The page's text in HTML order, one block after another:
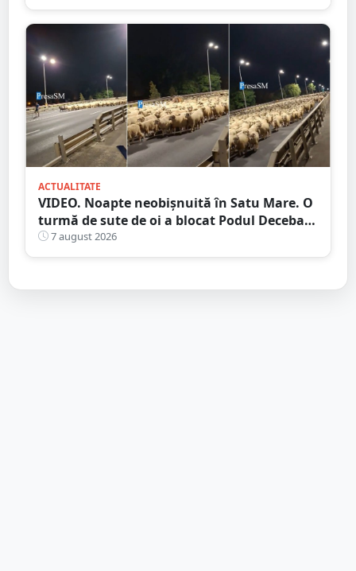
ACTUALITATE
VIDEO. Noapte neobișnuită în Satu Mare. O
turmă de sute de oi a blocat Podul Decebal.
Gest de apreciat al ciobanului
7 august 2026